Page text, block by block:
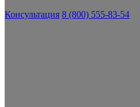
Консультация 8 (800) 555-83-54